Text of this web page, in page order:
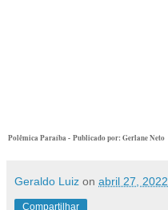
Polêmica Paraíba - Publicado por: Gerlane Neto
Geraldo Luiz on abril 27, 2022
Compartilhar